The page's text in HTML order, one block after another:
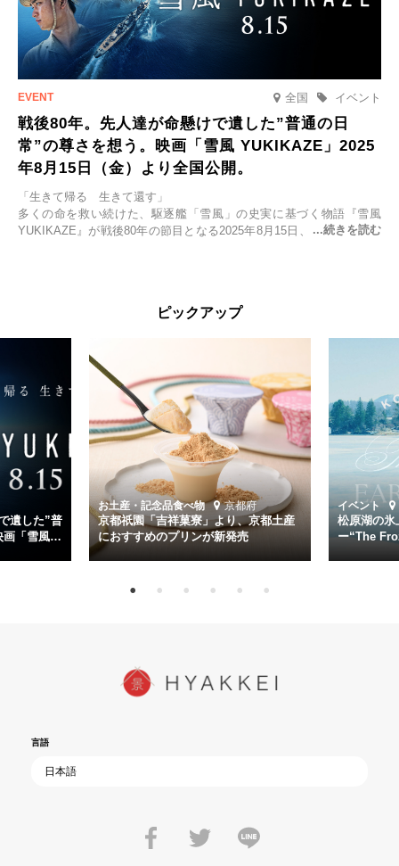
全国 イベント
戦後80年。先人達が命懸けで遺した”普通の日
常”の尊さを想う。映画「雪風 YUKIKAZE」2025
年8月15日（金）より全国公開。
「生きて帰る 生きて還す」
多くの命を救い続けた、駆逐艦「雪風」の史実に基づく物語『雪風
YUKIKAZE』が戦後80年の節目となる2025年8月15日、全国公開され
くの仲間の命を救い帰還させ、戦後まで生き抜き「幸運艦」と呼ばれ
主演は「雪風」の艦長・寺澤一利を演じる竹野内豊。先任伍長・早瀬
幸平を玉木宏が演じるほか、奥平大兼、田中麗奈、石丸幹二、益岡徹
など実力派俳優が共演。そして戦艦大和と運命を共にした帝国海軍・
第二艦隊司令長官、伊藤整一を中井貴一が圧倒的な存在感で演じ切
る。
時代が再び、分断と暴力に揺れる現代。本作は「同じ過ちを繰り返す
道を歩んではいないか」と、彼らが命をかけて守りたいと願っ
た”今”を生きる私達に問いかける。戦後80年、戦争の記憶が薄れゆく
今だからこそ、尊い平和の価値を未来に繋ぐ作品『雪風 YUKIKAZE』
を多くの方にご覧いただきたい。
ピックアップ
遺した”普
画「雪風
お土産・記念品食べ物 京都府
京都祇園「吉祥菓寮」より、京都土産
におすすめのプリンが新発売
イベント
松原湖の氷
ー“The
言語